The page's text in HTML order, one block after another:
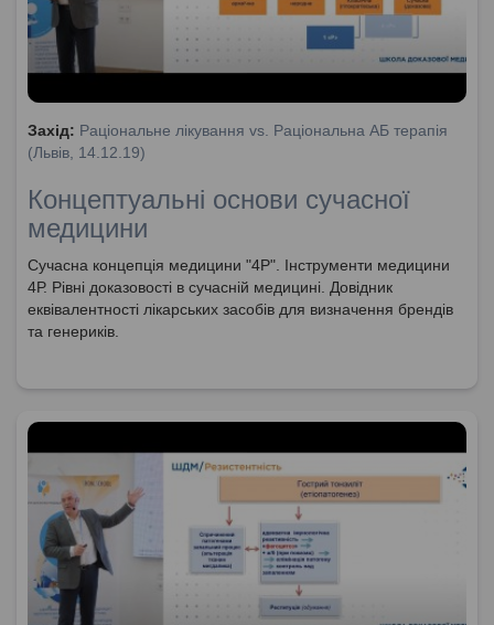
Захід: Раціональне лікування vs. Раціональна АБ терапія
(Львів, 14.12.19)
Концептуальні основи сучасної
медицини
Сучасна концепція медицини "4Р". Інструменти медицини
4Р. Рівні доказовості в сучасній медицині. Довідник
еквівалентності лікарських засобів для визначення брендів
та генериків.